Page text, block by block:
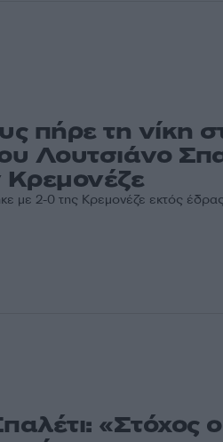
πήρε τη νίκη
Λουτσιάνο
Κρεμονέζε
με 2-0 της Κρεμονέζε εκτός έδρας
«Στόχος ο